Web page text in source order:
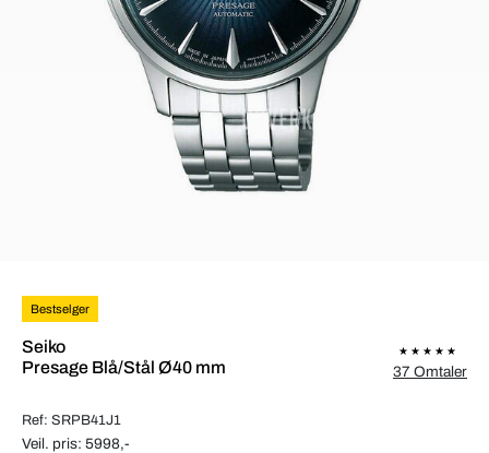
Bestselger
Seiko
Presage Blå/Stål Ø40 mm
Ref: SRPB41J1
37 Omtaler
Veil. pris: 5998,-